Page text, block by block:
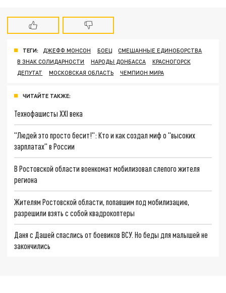
ТЕГИ: ДЖЕФФ МОНСОН БОЕЦ
СМЕШАННЫЕ ЕДИНОБОРСТВА
В ЗНАК СОЛИДАРНОСТИ
НАРОДЫ ДОНБАССА
КРАСНОГОРСК
ДЕПУТАТ
МОСКОВСКАЯ ОБЛАСТЬ ЧЕМПИОН МИРА
ЧИТАЙТЕ ТАКЖЕ:
Технофашисты XXI века
"Людей это просто бесит!": Кто и как создал миф о "высоких
зарплатах" в России
В Ростовской области военкомат мобилизовал слепого жителя
региона
Жителям Ростовской области, попавшим под мобилизацию,
разрешили взять с собой квадрокоптеры
Даня с Дашей спаслись от боевиков ВСУ. Но беды для малышей не
закончились